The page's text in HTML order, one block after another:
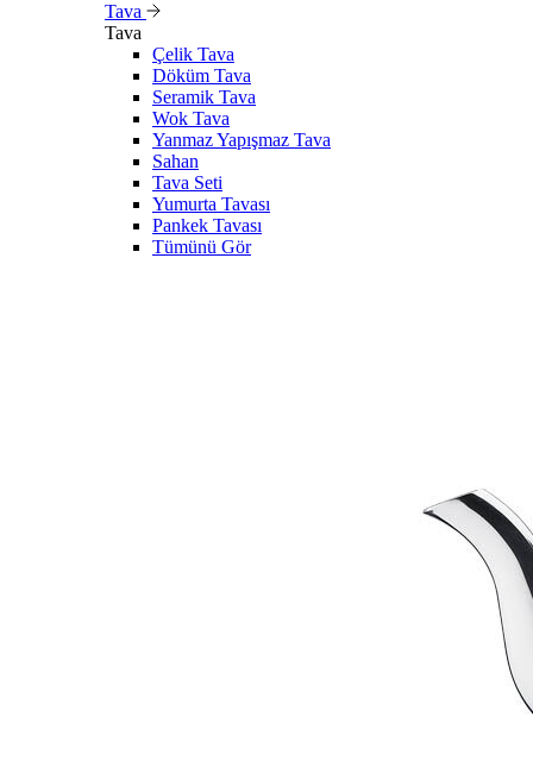
Tava
Tava
Çelik Tava
Döküm Tava
Seramik Tava
Wok Tava
Yanmaz Yapışmaz Tava
Sahan
Tava Seti
Yumurta Tavası
Pankek Tavası
Tümünü Gör